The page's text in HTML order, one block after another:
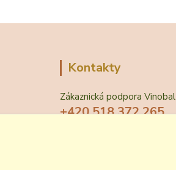
Kontakty
Zákaznická podpora Vinobal
+420 518 372 265